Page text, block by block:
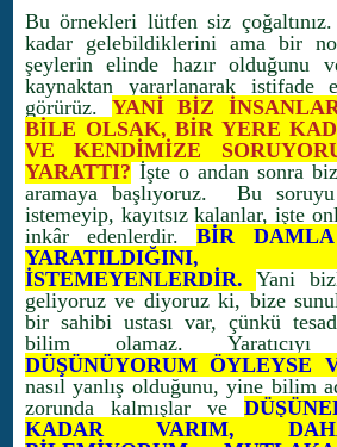
Bu örnekleri lütfen siz
kadar gelebildiklerini ama bir
şeylerin elinde hazır olduğunu
kaynaktan yararlanarak istifade
görürüz. YANİ BİZ
BİLE OLSAK, BİR YERE
VE KENDİMİZE
YARATTI? İşte o andan sonra
aramaya başlıyoruz. Bu
istemeyip, kayıtsız kalanlar, işte
inkâr edenlerdir.BİR
YARATILDIĞINI,
İSTEMEYENLERDİR. Yani
geliyoruz ve diyoruz ki, bize
bir sahibi ustası var, çünkü
bilim olamaz.
DÜŞÜNÜYORUM ÖYLEYSE
nasıl yanlış olduğunu, yine bilim
zorunda kalmışlar ve
KADAR VARIM,